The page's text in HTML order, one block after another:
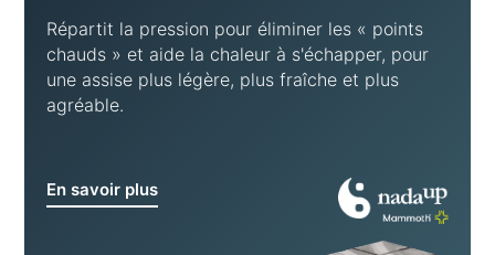
Répartit la pression pour éliminer les « points
chauds » et aide la chaleur à s'échapper, pour
une assise plus légère, plus fraîche et plus
agréable.
En savoir plus